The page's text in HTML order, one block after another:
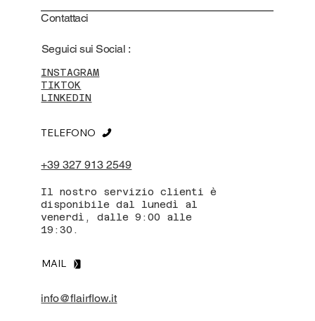
Contattaci
INSTAGRAM
TIKTOK
LINKEDIN
Seguici sui Social :
+39 327 913 2549
TELEFONO
Il nostro servizio clienti è
disponibile dal lunedì al
venerdì, dalle 9:00 alle
19:30.
info@flairflow.it
MAIL